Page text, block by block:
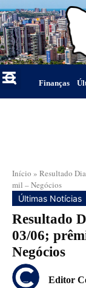
Finanças
Início » Resultado
mil – Negócios
Últimas Notícias
Resultado
03/06;
Negócios
Editor